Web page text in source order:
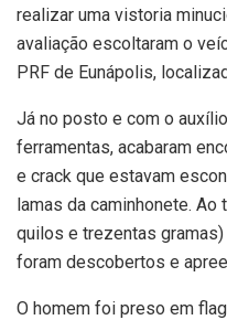
realizar uma vistoria
avaliação escoltaram o
PRF de Eunápolis,
Já no posto e com o
ferramentas, acabaram
e crack que estavam
lamas da caminhonete. Ao
quilos e trezentas
foram descobertos e
O homem foi preso em